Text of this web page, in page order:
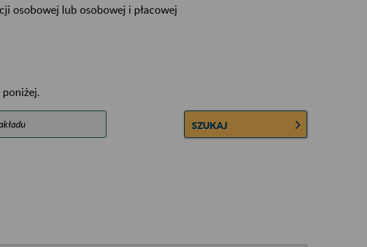
osobowej lub osobowej i płacowej
poniżej.
SZUKAJ